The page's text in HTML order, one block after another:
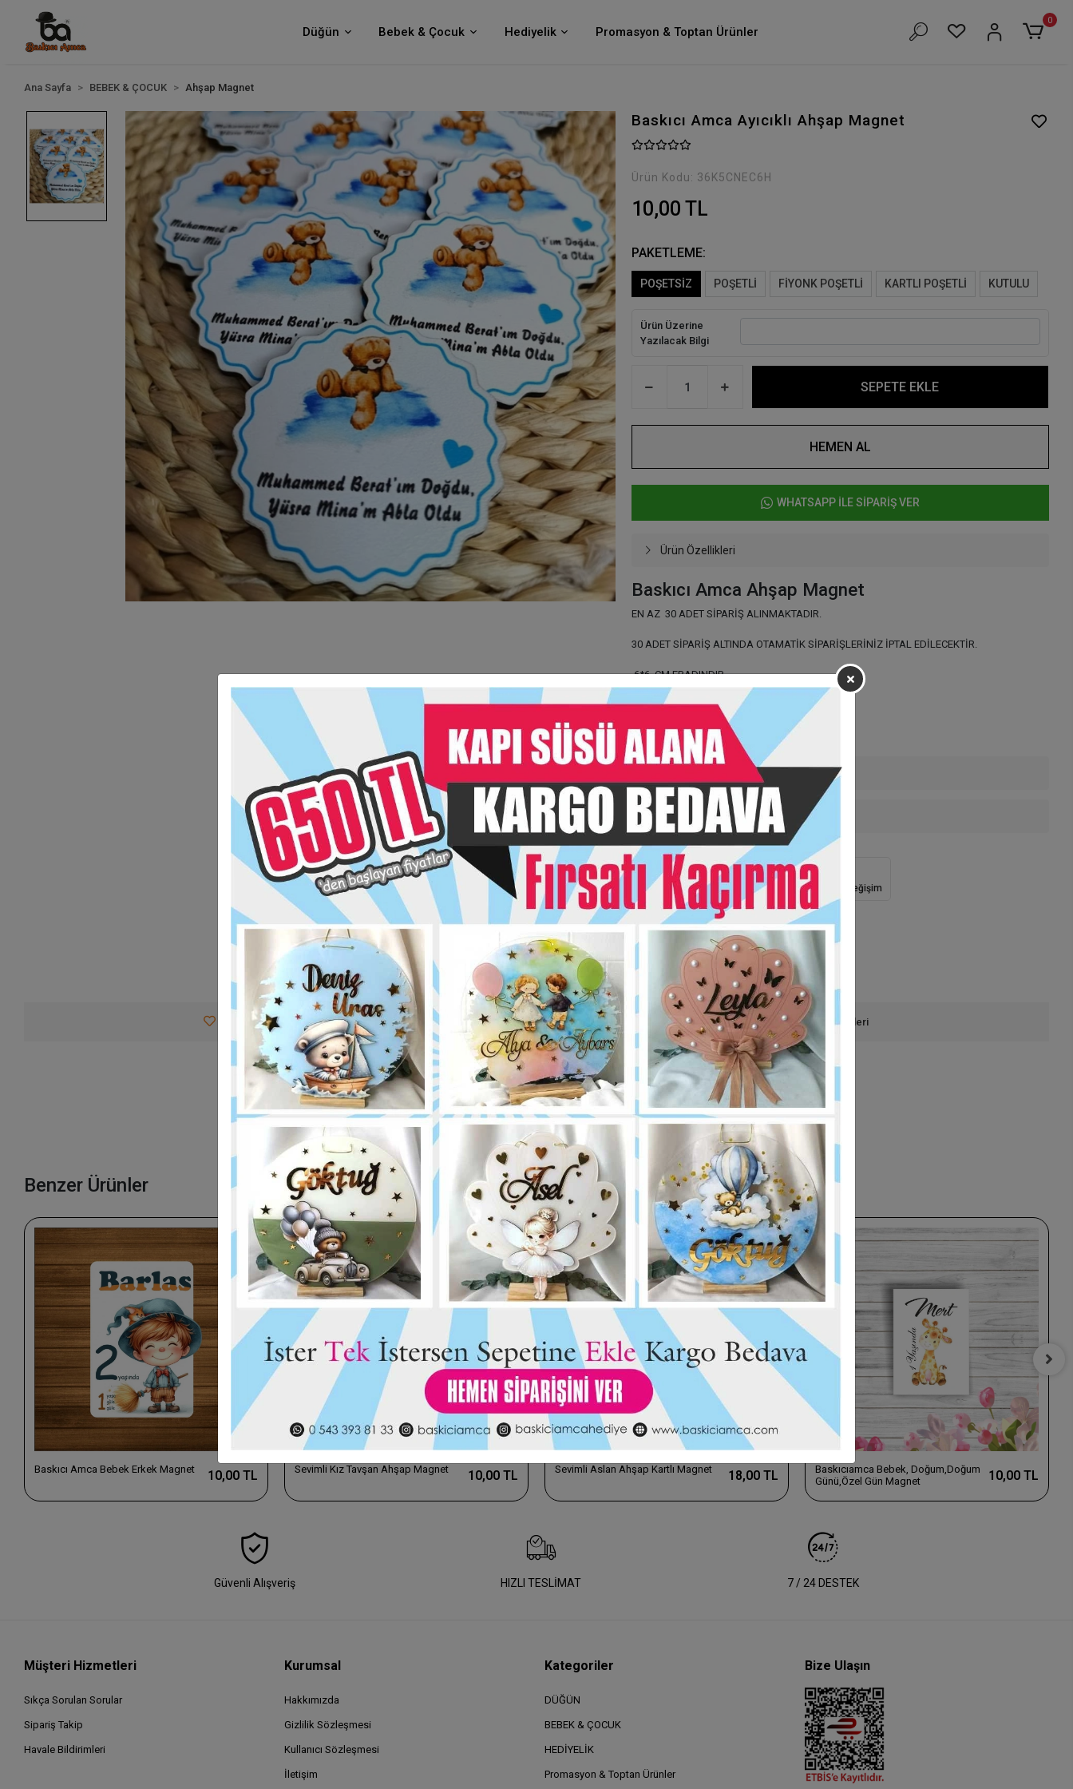
Düğün Bebek & Çocuk Hediyelik Promasyon & Toptan Ürünler
0
Ana Sayfa BEBEK & ÇOCUK Ahşap Magnet
Baskıcı Amca Ayıcıklı Ahşap Magnet
Ürün Kodu: 36K5CNEC6H
10,00 TL
PAKETLEME:
POŞETSİZ POŞETLİ FİYONK POŞETLİ KARTLI POŞETLİ KUTULU
Ürün Üzerine
Yazılacak Bilgi
SEPETE EKLE
HEMEN AL
WHATSAPP İLE SİPARİŞ VER
Ürün Özellikleri
Baskıcı Amca Ahşap Magnet
EN AZ 30 ADET SİPARİŞ ALINMAKTADIR.
30 ADET SİPARİŞ ALTINDA OTAMATİK SİPARİŞLERİNİZ İPTAL EDİLECEKTİR.
6*6 CM EBADINDIR
ARKASI MIKNATISLIDIR
KİŞİYE ÖZEL HAZIRLANMAKTADIR.
Garanti Ve Teslimat
Hızlı Gönderi Güvenli Alışveriş İade ve Değişim
Favorilerime Ekle Tavsiye Et Yorum Yaz Karşılaştır Fiyat Alarmı Telefonla Sipariş Ürün Önerileri
Bu ürün için henüz yorum yapılmadı.
Yorum Yap
Benzer Ürünler
Baskıcı Amca Bebek Erkek Magnet 10,00 TL Sevimli Kız Tavşan Ahşap Magnet 10,00 TL Sevimli Aslan Ahşap Kartlı Magnet 18,00 TL
Baskıcıamca Bebek, Doğum,Doğum
Günü,Özel Gün Magnet
10,00 TL
Güvenli Alışveriş HIZLI TESLİMAT 7 / 24 DESTEK
Müşteri Hizmetleri
Sıkça Sorulan Sorular
Sipariş Takip
Havale Bildirimleri
Kurumsal
Hakkımızda
Gizlilik Sözleşmesi
Kullanıcı Sözleşmesi
İletişim
Kategoriler
DÜĞÜN
BEBEK & ÇOCUK
HEDİYELİK
Promasyon & Toptan Ürünler
Bize Ulaşın